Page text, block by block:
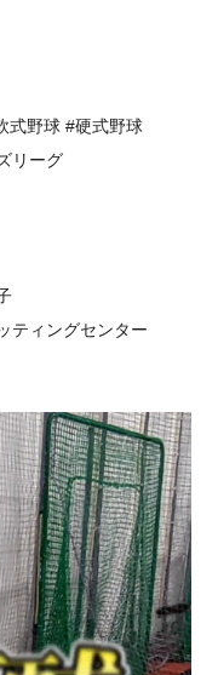
式野球 #硬式野球
リーグ
ティングセンター